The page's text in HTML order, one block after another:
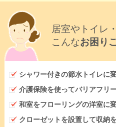
居室やトイレ
こんなお困り
シャワー付きの節水トイレに
介護保険を使ってバリアフリ
和室をフローリングの洋室に
クローゼットを設置して収納